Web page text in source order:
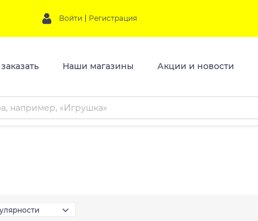
Войти Регистрация
Наши магазины Акции и новости